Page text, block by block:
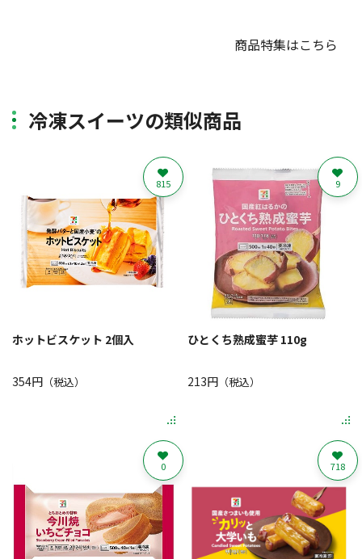
商品特集はこちら
冷凍スイーツの類似商品
ホットビスケット 2個入
354円 （税込）
815
ひとくち熟成蜜芋 110g
213円（税込）
9
0 718